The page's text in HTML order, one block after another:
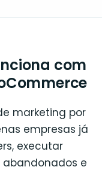
com
marketing por
empresas já
executar
e